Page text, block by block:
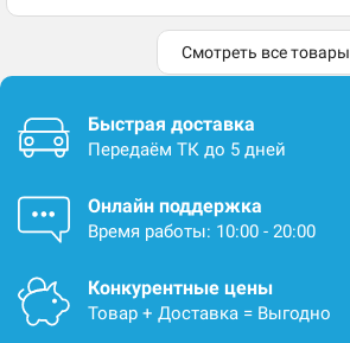
Смотреть все товары
Быстрая доставка
Передаём ТК до 5 дней
Онлайн поддержка
Время работы: 10:00 - 20:00
Конкурентные цены
Товар + Доставка = Выгодно